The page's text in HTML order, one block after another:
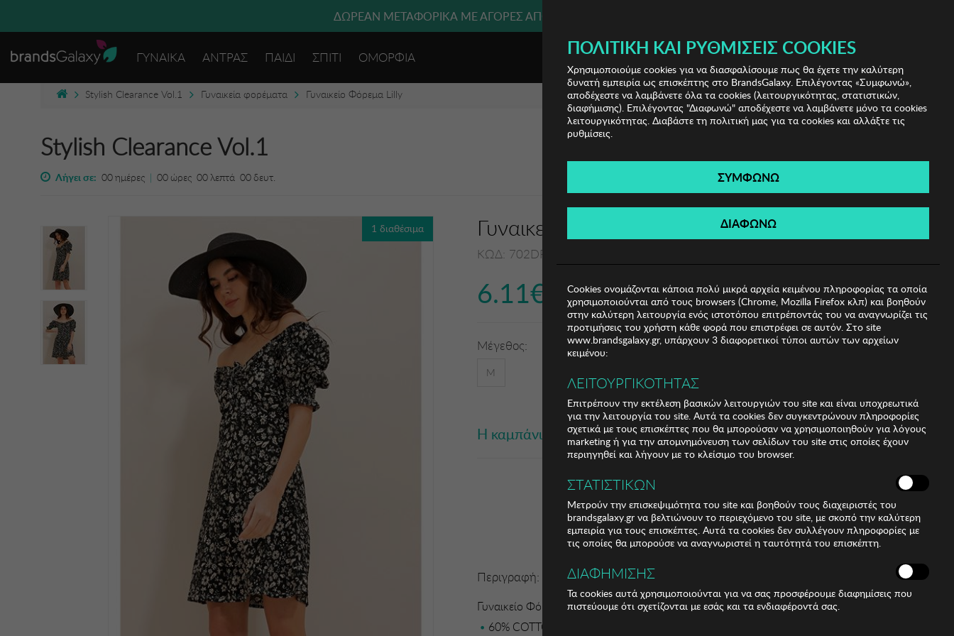
ΔΩΡΕΑΝ ΜΕΤΑΦΟΡΙΚΑ ΜΕ ΠΙΣΤΩΤΙΚΗ Ή ΧΡΕΩΣΤΙΚΗ ΚΑΡΤΑ, PAYPAL & IRIS!
ΔΩΡΕΑΝ ΜΕΤΑΦΟΡΙΚΑ ΜΕ ΑΓΟΡΕΣ ΑΠΌ 49€ ΚΑΙ ΆΝΩ!
ΓΥΝΑΙΚΑ ΑΝΤΡΑΣ ΠΑΙΔΙ ΣΠΙΤΙ ΟΜΟΡΦΙΑ (0)
Stylish Clearance Vol.1 Γυναικεία φορέματα Γυναικείο Φόρεμα Lilly
Stylish Clearance Vol.1
Λήγει σε: 00ημέρες | 00 ώρες 00λεπτά 00 δευτ.
1 διαθέσιμα Γυναικείο Φόρεμα Lilly
ΚΩΔ: 702DFL1208006
6.11€
Μέγεθος:
M
Η καμπάνια έχει λήξει
Περιγραφή:
Γυναικείο Φόρεμα Lilly
60% COTTON / 40% POLYESTER
ΠΟΛΙΤΙΚΉ ΚΑΙ ΡΥΘΜΊΣΕΙΣ COOKIES
Χρησιμοποιούμε cookies για να διασφαλίσουμε πως θα έχετε την καλύτερη
δυνατή εμπειρία ως επισκέπτης στο BrandsGalaxy. Επιλέγοντας «Συμφωνώ»,
αποδέχεστε να λαμβάνετε όλα τα cookies (λειτουργικότητας, στατιστικών,
διαφήμισης). Επιλέγοντας "Διαφωνώ" αποδέχεστε να λαμβάνετε μόνο τα cookies
λειτουργικότητας. Διαβάστε τη πολιτική μας για τα cookies και αλλάξτε τις
ρυθμίσεις.
ΣΥΜΦΩΝΩ
ΔΙΑΦΩΝΩ
Cookies ονομάζονται κάποια πολύ μικρά αρχεία κειμένου πληροφορίας τα οποία
χρησιμοποιούνται από τους browsers (Chrome, Mozilla Firefox κλπ) και βοηθούν
στην καλύτερη λειτουργία ενός ιστοτόπου επιτρέποντάς του να αναγνωρίζει τις
προτιμήσεις του χρήστη κάθε φορά που επιστρέφει σε αυτόν. Στο site
www.brandsgalaxy.gr, υπάρχουν 3 διαφορετικοί τύποι αυτών των αρχείων
κειμένου:
ΛΕΙΤΟΥΡΓΙΚΟΤΗΤΑΣ
Επιτρέπουν την εκτέλεση βασικών λειτουργιών του site και είναι υποχρεωτικά
για την λειτουργία του site. Αυτά τα cookies δεν συγκεντρώνουν πληροφορίες
σχετικά με τους επισκέπτες που θα μπορούσαν να χρησιμοποιηθούν για λόγους
marketing ή για την απομνημόνευση των σελίδων του site στις οποίες έχουν
περιηγηθεί και λήγουν με το κλείσιμο του browser.
ΣΤΑΤΙΣΤΙΚΩΝ
Μετρούν την επισκεψιμότητα του site και βοηθούν τους διαχειριστές του
brandsgalaxy.gr να βελτιώνουν το περιεχόμενο του site, με σκοπό την καλύτερη
εμπειρία για τους επισκέπτες. Αυτά τα cookies δεν συλλέγουν πληροφορίες με
τις οποίες θα μπορούσε να αναγνωριστεί η ταυτότητά του επισκέπτη.
ΔΙΑΦΗΜΙΣΗΣ
Τα cookies αυτά χρησιμοποιούνται για να σας προσφέρουμε διαφημίσεις που
πιστεύουμε ότι σχετίζονται με εσάς και τα ενδιαφέροντά σας.